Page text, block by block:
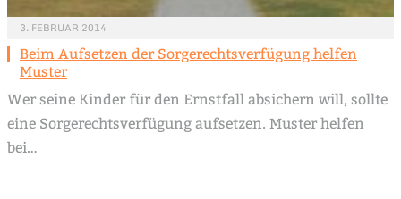
3. FEBRUAR 2014
Beim Aufsetzen der Sorgerechtsverfügung helfen
Muster
Wer seine Kinder für den Ernstfall absichern will, sollte
eine Sorgerechtsverfügung aufsetzen. Muster helfen
bei…